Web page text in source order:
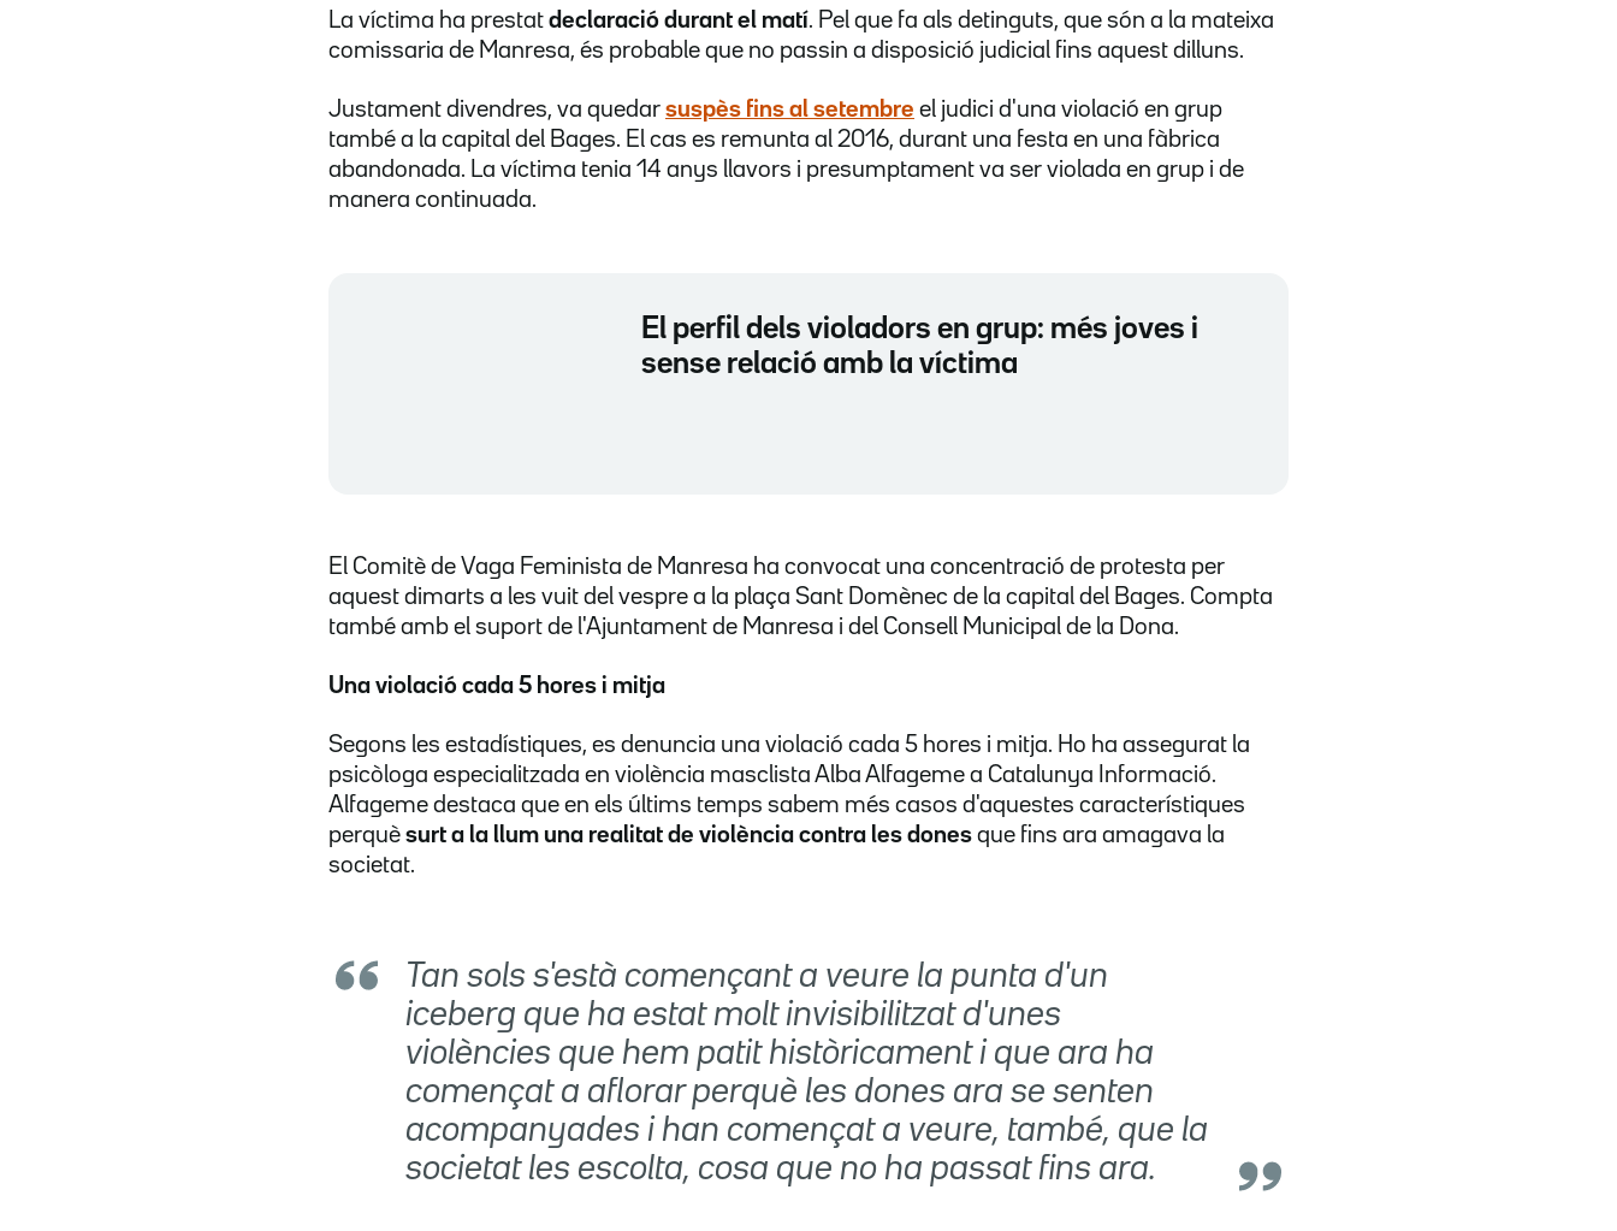
La víctima ha prestat declaració durant el matí. Pel que fa als detinguts, que són a la mateixa
comissaria de Manresa, és probable que no passin a disposició judicial fins aquest dilluns.
Justament divendres, va quedar suspès fins al setembre el judici d'una violació en grup
també a la capital del Bages. El cas es remunta al 2016, durant una festa en una fàbrica
abandonada. La víctima tenia 14 anys llavors i presumptament va ser violada en grup i de
manera continuada.
El perfil dels violadors en grup: més joves i
sense relació amb la víctima
El Comitè de Vaga Feminista de Manresa ha convocat una concentració de protesta per
aquest dimarts a les vuit del vespre a la plaça Sant Domènec de la capital del Bages. Compta
també amb el suport de l'Ajuntament de Manresa i del Consell Municipal de la Dona.
Una violació cada 5 hores i mitja
Segons les estadístiques, es denuncia una violació cada 5 hores i mitja. Ho ha assegurat la
psicòloga especialitzada en violència masclista Alba Alfageme a Catalunya Informació.
Alfageme destaca que en els últims temps sabem més casos d'aquestes característiques
perquè surt a la llum una realitat de violència contra les dones que fins ara amagava la
societat.
Tan sols s'està començant a veure la punta d'un
iceberg que ha estat molt invisibilitzat d'unes
violències que hem patit històricament i que ara ha
començat a aflorar perquè les dones ara se senten
acompanyades i han començat a veure, també, que la
societat les escolta, cosa que no ha passat fins ara.